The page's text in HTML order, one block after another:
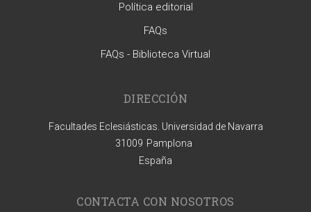
Política editorial
FAQs
FAQs - Biblioteca Virtual
DIRECCIÓN
Facultades Eclesiásticas. Universidad de Navarra
31009 Pamplona
España
CONTACTA CON NOSOTROS